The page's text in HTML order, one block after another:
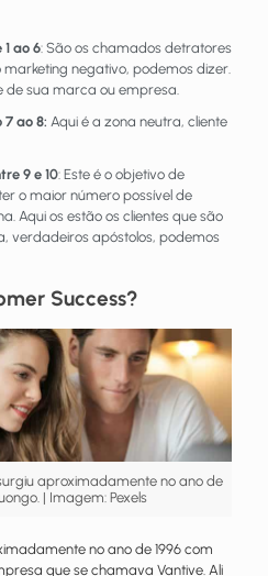
ao 6: São os chamados detratores
negativo, podemos dizer.
sua marca ou empresa.
ao 8: Aqui é a zona neutra, cliente
9 e 10: Este é o objetivo de
o maior número possível de
Aqui os estão os clientes que são
verdadeiros apóstolos, podemos
Success?
aproximadamente no ano de
| Imagem: Pexels
no ano de 1996 com
que se chamava Vantive. Ali